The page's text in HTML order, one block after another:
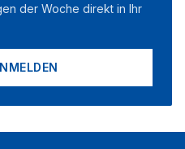
der Woche direkt in Ihr